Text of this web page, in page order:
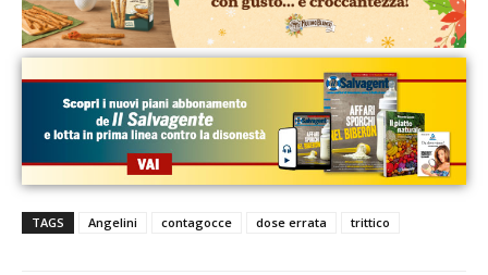
TAGS Angelini contagocce dose errata trittico